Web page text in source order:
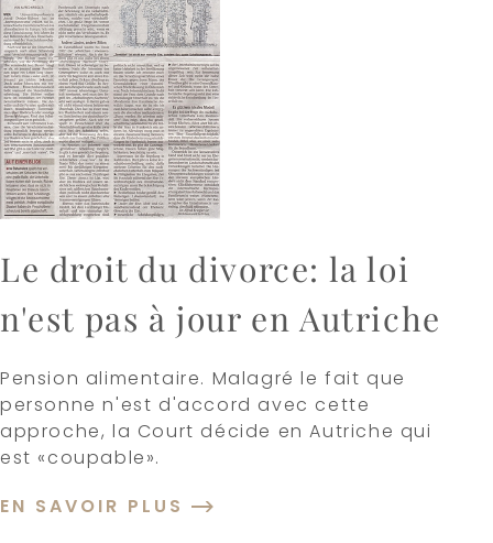
Le droit du divorce: la loi
n'est pas à jour en Autriche
Pension alimentaire. Malagré le fait que
personne n'est d'accord avec cette
approche, la Court décide en Autriche qui
est «coupable».
EN SAVOIR PLUS